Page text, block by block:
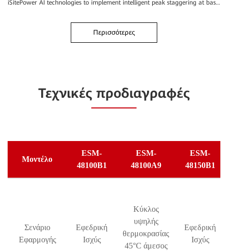
iSitePower AI technologies to implement intelligent peak staggering at base
Περισσότερες
Τεχνικές προδιαγραφές
Μοντέλο
ESM-
48100B1
ESM-
48100A9
ESM-
48150B1
Σενάριο
Εφαρμογής
Εφεδρική
Ισχύς
Κύκλος
υψηλής
θερμοκρασίας
45°C άμεσος
Εφεδρική
Ισχύς